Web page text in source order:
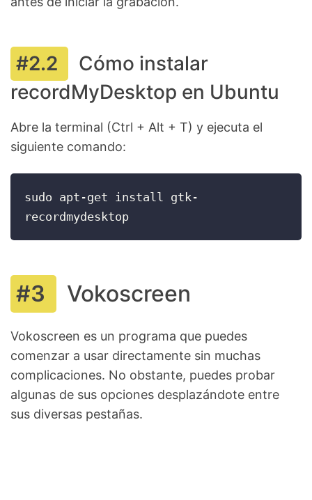
Cómo instalar
recordMyDesktop en Ubuntu
Abre la terminal (Ctrl + Alt + T) y ejecuta el
siguiente comando:
sudo apt-get install gtk-
recordmydesktop
Vokoscreen
Vokoscreen es un programa que puedes
comenzar a usar directamente sin muchas
complicaciones. No obstante, puedes probar
algunas de sus opciones desplazándote entre
sus diversas pestañas.